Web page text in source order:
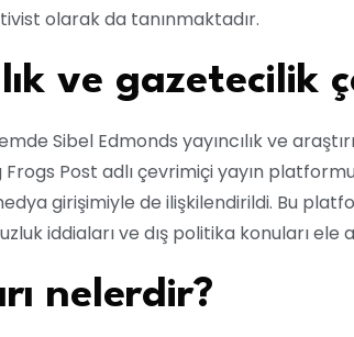
olarak da tanınmaktadır.
ve gazetecilik
Sibel Edmonds yayıncılık ve
Post adlı çevrimiçi yayın
girişimiyle de ilişkilendirildi. Bu
iddiaları ve dış politika konuları ele
nelerdir?